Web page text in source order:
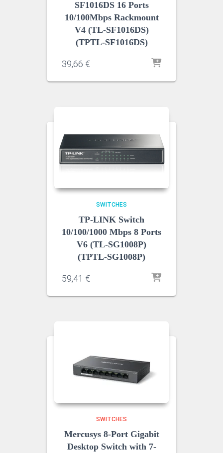
SF1016DS 16 Ports
10/100Mbps Rackmount
V4 (TL-SF1016DS)
(TPTL-SF1016DS)
39,66 €
SWITCHES
TP-LINK Switch
10/100/1000 Mbps 8 Ports
V6 (TL-SG1008P)
(TPTL-SG1008P)
59,41 €
SWITCHES
Mercusys 8-Port Gigabit
Desktop Switch with 7-